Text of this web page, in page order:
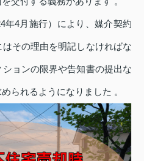
年4月施行）により、媒介契約
その理由を明記しなければな
ョンの限界や告知書の提出な
られるようになりました 。